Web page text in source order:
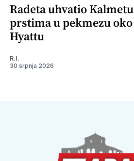
Radeta uhvatio
prstima u pekmezu
Hyattu
R.I.
30 srpnja 2026